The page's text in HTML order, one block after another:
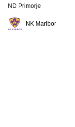
ND Primorje
NK Maribor